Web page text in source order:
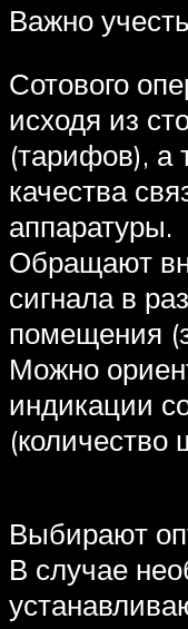
Важно
Сотового
исходя из
(тарифов), а
качества
аппаратуры.
Обращают
сигнала в
помещения
Можно
индикации
(количество
Выбирают
В случае